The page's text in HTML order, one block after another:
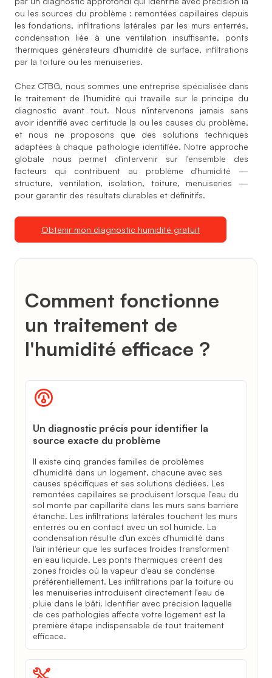
ou les sources du problème : remontées capillaires depuis
les fondations, infiltrations latérales par les murs enterrés,
condensation liée à une ventilation insuffisante, ponts
thermiques générateurs d'humidité de surface, infiltrations
par la toiture ou les menuiseries.
Chez CTBG, nous sommes une entreprise spécialisée dans
le traitement de l'humidité qui travaille sur le principe du
diagnostic avant tout. Nous n'intervenons jamais sans
avoir identifié avec certitude la ou les causes du problème,
et nous ne proposons que des solutions techniques
adaptées à chaque pathologie identifiée. Notre approche
globale nous permet d'intervenir sur l'ensemble des
facteurs qui contribuent au problème d'humidité —
structure, ventilation, isolation, toiture, menuiseries —
pour garantir des résultats durables et définitifs.
Obtenir mon diagnostic humidité gratuit
Comment fonctionne
un traitement de
l'humidité efficace ?
Un diagnostic précis pour identifier la
source exacte du problème
Il existe cinq grandes familles de problèmes
d'humidité dans un logement, chacune avec ses
causes spécifiques et ses solutions dédiées. Les
remontées capillaires se produisent lorsque l'eau du
sol monte par capillarité dans les murs sans barrière
étanche. Les infiltrations latérales touchent les murs
enterrés ou en contact avec un sol humide. La
condensation résulte d'un excès d'humidité dans
l'air intérieur que les surfaces froides transforment
en eau liquide. Les ponts thermiques créent des
zones froides où la vapeur d'eau se condense
préférentiellement. Les infiltrations par la toiture ou
les menuiseries introduisent directement l'eau de
pluie dans le bâti. Identifier avec précision laquelle
de ces pathologies affecte votre logement est la
première étape indispensable de tout traitement
efficace.